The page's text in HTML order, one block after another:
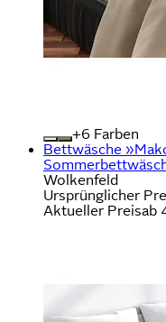
+
Farben
Bettwäsche
Wolkenfeld
Ursprünglicher
Aktueller Preisab